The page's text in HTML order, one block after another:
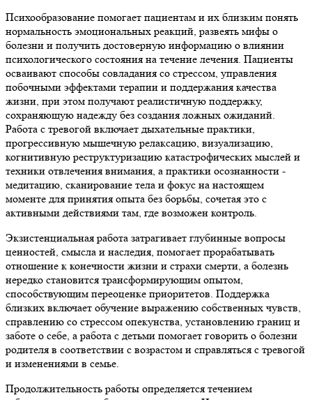
Психообразование помогает пациентам и их близким понять
нормальность эмоциональных реакций, развеять мифы о
болезни и получить достоверную информацию о влиянии
психологического состояния на течение лечения. Пациенты
осваивают способы совладания со стрессом, управления
побочными эффектами терапии и поддержания качества
жизни, при этом получают реалистичную поддержку,
сохраняющую надежду без создания ложных ожиданий.
Работа с тревогой включает дыхательные практики,
прогрессивную мышечную релаксацию, визуализацию,
когнитивную реструктуризацию катастрофических мыслей и
техники отвлечения внимания, а практики осознанности -
медитацию, сканирование тела и фокус на настоящем
моменте для принятия опыта без борьбы, сочетая это с
активными действиями там, где возможен контроль.
Экзистенциальная работа затрагивает глубинные вопросы
ценностей, смысла и наследия, помогает прорабатывать
отношение к конечности жизни и страхи смерти, а болезнь
нередко становится трансформирующим опытом,
способствующим переоценке приоритетов. Поддержка
близких включает обучение выражению собственных чувств,
справлению со стрессом опекунства, установлению границ и
заботе о себе, а работа с детьми помогает говорить о болезни
родителя в соответствии с возрастом и справляться с тревогой
и изменениями в семье.
Продолжительность работы определяется течением